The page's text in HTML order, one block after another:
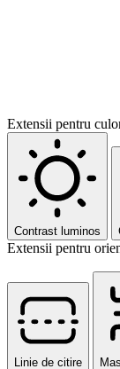
Extensii pentru
Contrast luminos
Extensii pentru
Linie de citire